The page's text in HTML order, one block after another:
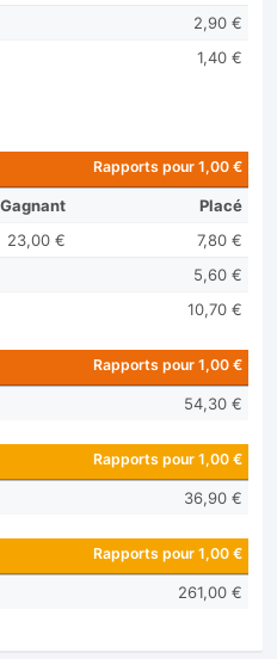
2,90 €
1,40 €
Rapports pour 1,00 €
Gagnant
Placé
23,00 €
7,80 €
5,60 €
10,70 €
Rapports pour 1,00 €
54,30 €
Rapports pour 1,00 €
36,90 €
Rapports pour 1,00 €
261,00 €